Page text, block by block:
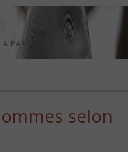
PARIS
selon